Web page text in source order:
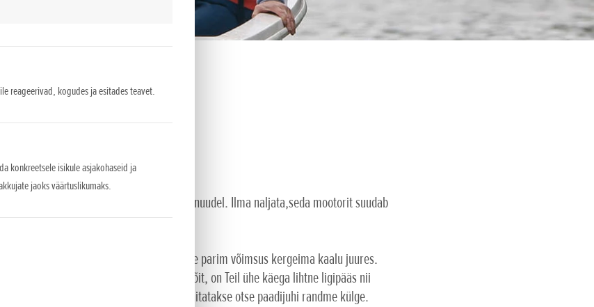
reageerivad, kogudes ja esitades teavet.
konkreetsele isikule asjakohaseid ja
jaoks väärtuslikumaks.
väikepaatidel, julladel ja kanuudel. Ilma naljata,seda mootorit suudab
karburaatoriga, et tagada kõigile sõitjatele parim võimsus kergeima kaalu juures.
kindlustada turvaline ja tõrgeteta paadisõit, on Teil ühe käega lihtne ligipääs nii
ja avariiseiskamise lülitile, mis kinnitatakse otse paadijuhi randme külge.